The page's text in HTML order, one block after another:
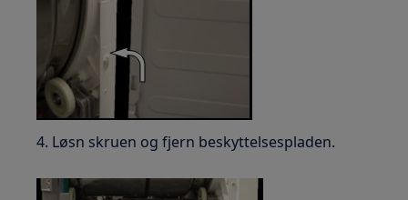
4. Løsn skruen og fjern beskyttelsespladen.